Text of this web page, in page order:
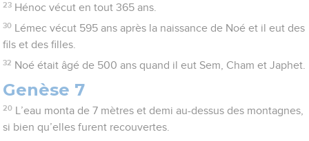
23 Hénoc vécut en tout 365 ans.
30
Lémec vécut 595 ans après la naissance de Noé et il eut des
fils et des filles.
32 Noé était âgé de 500 ans quand il eut Sem, Cham et Japhet.
Genèse 7
20
L’eau monta de 7 mètres et demi au-dessus des montagnes,
si bien qu’elles furent recouvertes.